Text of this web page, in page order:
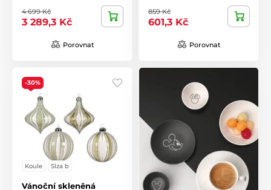
4 699 Kč
3 289,3 Kč
Porovnat
859 Kč
601,3 Kč
Porovnat
-30%
Koule Slza b
Vánoční skleněná